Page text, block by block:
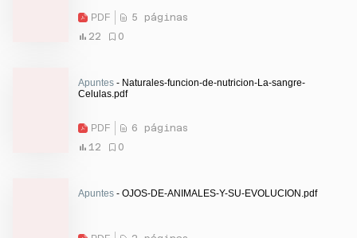
PDF
5 páginas
22
0
Apuntes - Naturales-funcion-de-nutricion-La-sangre-
Celulas.pdf
PDF
6 páginas
12
0
Apuntes - OJOS-DE-ANIMALES-Y-SU-EVOLUCION.pdf